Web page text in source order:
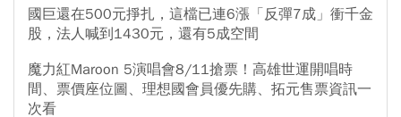
國巨還在500元掙扎，這檔已連6漲「反彈7成」衝千金
股，法人喊到1430元，還有5成空間
魔力紅Maroon 5演唱會8/11搶票！高雄世運開唱時
間、票價座位圖、理想國會員優先購、拓元售票資訊一
次看